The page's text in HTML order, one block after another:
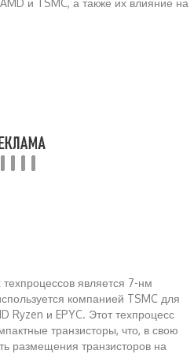
и TSMC, а также их влияние на
является 7-нм
компанией TSMC для
Ryzen и EPYC. Этот техпроцесс
транзисторы, что, в свою
размещения транзисторов на